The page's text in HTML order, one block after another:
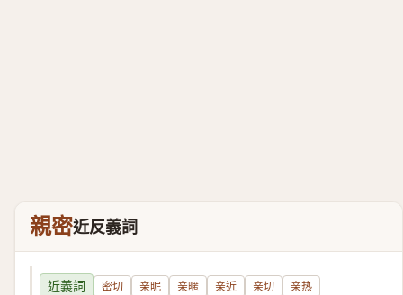
親密近反義詞
近義詞 密切 亲昵 亲暱 亲近 亲切 亲热